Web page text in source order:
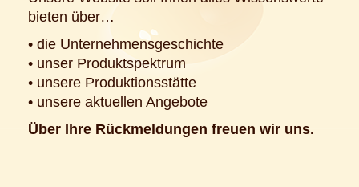
bieten über…
• die Unternehmensgeschichte
• unser Produktspektrum
• unsere Produktionsstätte
• unsere aktuellen Angebote
Über Ihre Rückmeldungen freuen wir uns.